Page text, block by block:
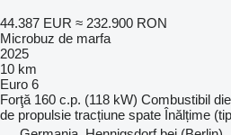
44.387 EUR ≈ 232.900 RON
Microbuz de marfa
2025
10 km
Euro 6
Forţă 160 c.p. (118 kW) Combustibil
de propulsie tracțiune spate Înălțime